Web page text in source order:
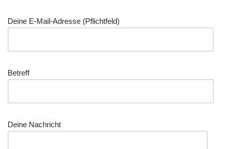
Dei­ne E‑Mail-Adres­se (Pflicht­feld)
Betreff
Dei­ne Nachricht